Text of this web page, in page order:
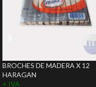
BROCHES DE MADERA X 12
HARAGAN
+ IVA